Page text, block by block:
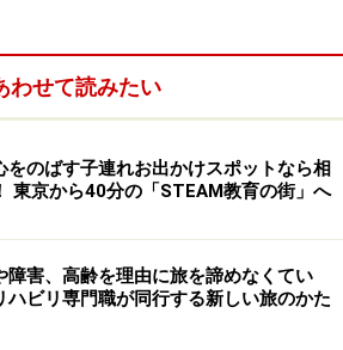
林スポーツ公園」を併設している
旅行は、とかく子どもは退屈になり
森林スポーツ公園」に、遊具やサ
バーベキュー施設などがたっぷり
、子どもも遊び倒せること間違いな
ツ公園は現在冬季休園中（～3月末
クラブ「
わせて読みたい
をのばす子連れお出かけスポットなら相
東京から40分の「STEAM教育の街」へ
障害、高齢を理由に旅を諦めなくてい
ハビリ専門職が同行する新しい旅のかた